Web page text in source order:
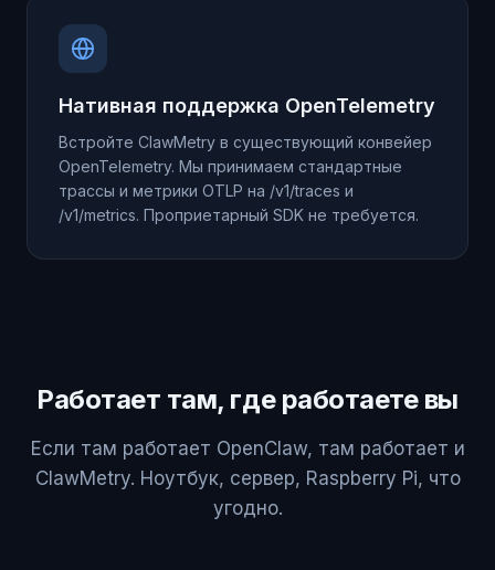
Нативная поддержка OpenTelemetry
Встройте ClawMetry в существующий конвейер
OpenTelemetry. Мы принимаем стандартные
трассы и метрики OTLP на /v1/traces и
/v1/metrics. Проприетарный SDK не требуется.
Работает там, где работаете вы
Если там работает OpenClaw, там работает и
ClawMetry. Ноутбук, сервер, Raspberry Pi, что
угодно.